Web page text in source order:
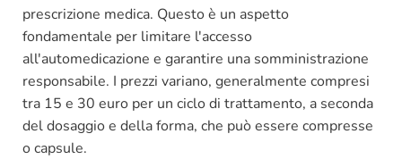
prescrizione medica. Questo è un aspetto
fondamentale per limitare l'accesso
all'automedicazione e garantire una somministrazione
responsabile. I prezzi variano, generalmente compresi
tra 15 e 30 euro per un ciclo di trattamento, a seconda
del dosaggio e della forma, che può essere compresse
o capsule.